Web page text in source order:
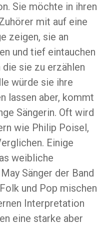
Sie möchte in ihren
mit auf eine
zeigen, sie an
und tief eintauchen
sie zu erzählen
würde sie ihre
lassen aber, kommt
Sängerin. Oft wird
wie Philip Poisel,
Einige
weibliche
Sänger der Band
und Pop mischen
Interpretation
eine starke aber